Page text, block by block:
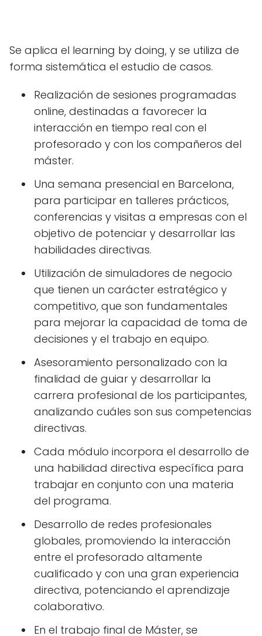
Se aplica el learning by doing, y se utiliza de
forma sistemática el estudio de casos.
Realización de sesiones programadas
online, destinadas a favorecer la
interacción en tiempo real con el
profesorado y con los compañeros del
máster.
Una semana presencial en Barcelona,
para participar en talleres prácticos,
conferencias y visitas a empresas con el
objetivo de potenciar y desarrollar las
habilidades directivas.
Utilización de simuladores de negocio
que tienen un carácter estratégico y
competitivo, que son fundamentales
para mejorar la capacidad de toma de
decisiones y el trabajo en equipo.
Asesoramiento personalizado con la
finalidad de guiar y desarrollar la
carrera profesional de los participantes,
analizando cuáles son sus competencias
directivas.
Cada módulo incorpora el desarrollo de
una habilidad directiva específica para
trabajar en conjunto con una materia
del programa.
Desarrollo de redes profesionales
globales, promoviendo la interacción
entre el profesorado altamente
cualificado y con una gran experiencia
directiva, potenciando el aprendizaje
colaborativo.
En el trabajo final de Máster, se